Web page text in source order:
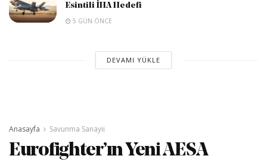
Esintili İHA Hedefi
5 GÜN ÖNCE
DEVAMI YÜKLE
Anasayfa Savunma Sanayii
Eurofighter’ın Yeni AESA